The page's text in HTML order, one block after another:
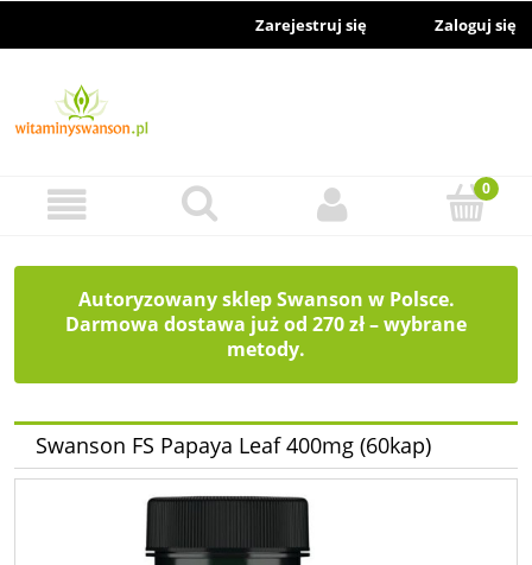
Zarejestruj się Zaloguj się
Autoryzowany sklep Swanson w Polsce.
Darmowa dostawa już od 270 zł – wybrane
metody.
Swanson FS Papaya Leaf 400mg (60kap)